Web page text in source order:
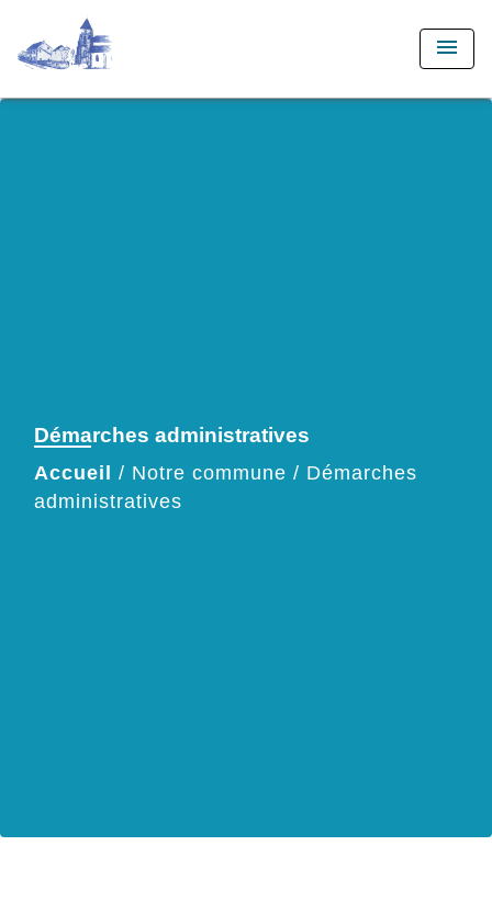
menu
Démarches administratives
Accueil / Notre commune / Démarches
administratives